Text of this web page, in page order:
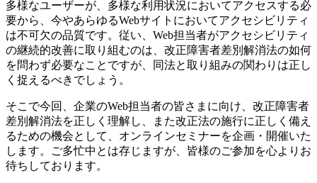
多様なユーザーが、多様な利用状況においてアクセスする必
要から、今やあらゆるWebサイトにおいてアクセシビリティ
は不可欠の品質です。従い、Web担当者がアクセシビリティ
の継続的改善に取り組むのは、改正障害者差別解消法の如何
を問わず必要なことですが、同法と取り組みの関わりは正し
く捉えるべきでしょう。
そこで今回、企業のWeb担当者の皆さまに向け、改正障害者
差別解消法を正しく理解し、また改正法の施行に正しく備え
るための機会として、オンラインセミナーを企画・開催いた
します。ご多忙中とは存じますが、皆様のご参加を心よりお
待ちしております。